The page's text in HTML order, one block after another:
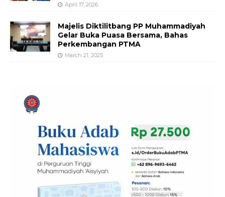
April 17, 2026
Majelis Diktilitbang PP Muhammadiyah
Gelar Buka Puasa Bersama, Bahas
Perkembangan PTMA
March 21, 2025